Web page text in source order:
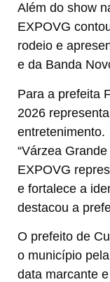
Além do show
EXPOVG
rodeio e
e da Banda
Para a prefeita
2026
entretenimento.
“Várzea
EXPOVG
e fortalece a
destacou a
O prefeito de
o município
data marcante